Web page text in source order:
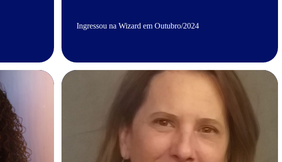
Ingressou na Wizard em Outubro/2024